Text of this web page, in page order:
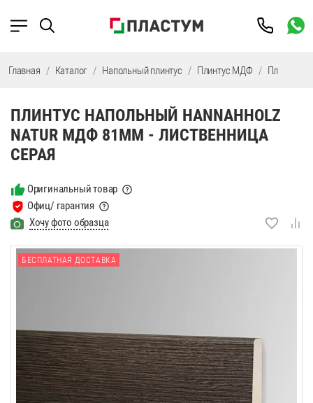
Главная Каталог Напольный плинтус Плинтус МДФ Плинтус
ПЛИНТУС НАПОЛЬНЫЙ HANNAHHOLZ
NATUR МДФ 81ММ - ЛИСТВЕННИЦА
СЕРАЯ
Оригинальный товар
Офиц/ гарантия
Хочу фото образца
БЕСПЛАТНАЯ ДОСТАВКА